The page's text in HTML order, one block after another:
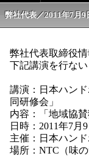
弊社代表／2011年7月9
弊社代表取締役情
下記講演を行ない
講演：日本ハン
同研修会​」
内容：「地域協賛
日時：2011年7月9
主催：日本ハン
場所：NTC（味